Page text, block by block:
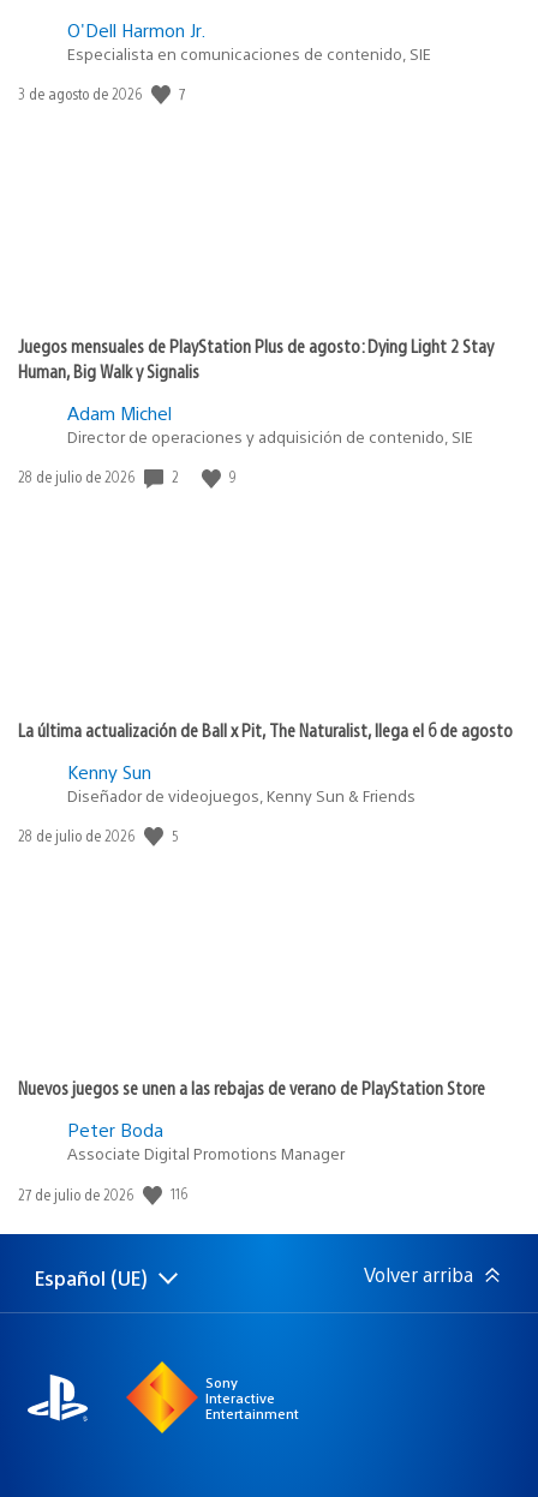
O'Dell Harmon Jr.
Especialista en comunicaciones de contenido, SIE
Fecha
3 de agosto de 2026 7
Juegos mensuales de PlayStation Plus de agosto: Dying Light 2 Stay
Human, Big Walk y Signalis
Adam Michel
Director de operaciones y adquisición de contenido, SIE
Fecha
28 de julio de 2026 2 9
La última actualización de Ball x Pit, The Naturalist, llega el 6 de agosto
Kenny Sun
Diseñador de videojuegos, Kenny Sun & Friends
Fecha
28 de julio de 2026 5
Nuevos juegos se unen a las rebajas de verano de PlayStation Store
Peter Boda
Associate Digital Promotions Manager
Fecha
publicación:
27 de julio de 2026 116
Selecciona
una
Región
actual:
Español (UE) Volver arriba
Sony
Interactive
Entertainment